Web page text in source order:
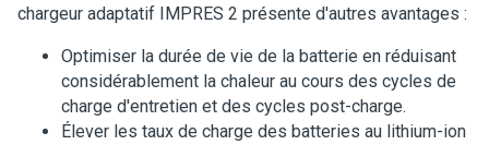
chargeur adaptatif IMPRES 2 présente d'autres avantages :
Optimiser la durée de vie de la batterie en réduisant
considérablement la chaleur au cours des cycles de
charge d'entretien et des cycles post-charge.
Élever les taux de charge des batteries au lithium-ion